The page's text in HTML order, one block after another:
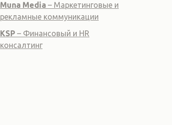
Muna Media – Маркетинговые и
рекламные коммуникации
KSP – Финансовый и HR
консалтинг